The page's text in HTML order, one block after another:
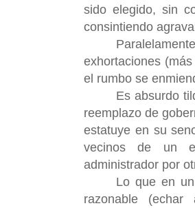
sido elegido, sin
consintiendo
exhortaciones
el rumbo se
Es absurdo
reemplazo de
estatuye en su
vecinos de un
administrador por
Lo que en
razonable